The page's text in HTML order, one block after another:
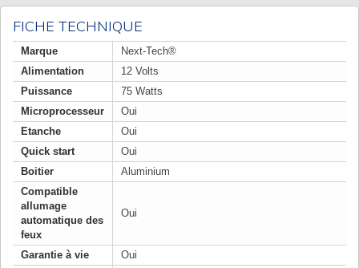
FICHE TECHNIQUE
Marque
Next-Tech®
Alimentation
12 Volts
Puissance
75 Watts
Microprocesseur
Oui
Etanche
Oui
Quick start
Oui
Boitier
Aluminium
Compatible
allumage
automatique des
feux
Oui
Garantie à vie
Oui